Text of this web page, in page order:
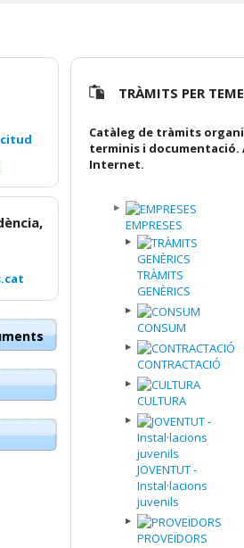
TRÀMITS PER
Catàleg de tràmits
terminis i documentació.
Internet.
EMPRESES
TRÀMITS
GENÈRICS
CONSUM
CONTRACTACIÓ
CULTURA
JOVENTUT -
Instal·lacions
juvenils
PROVEÏDORS